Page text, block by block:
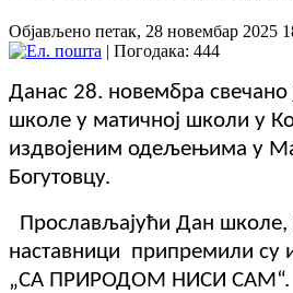
Објављено петак, 28 новембар 2025
| Погодака: 444
Данас 28. новембра
школе у матичној школи у
издвојеним одељењима у
Богутовцу.
Прослављајући Дан школе,
наставници припремили су
„СА ПРИРОДОМ НИСИ САМ“.